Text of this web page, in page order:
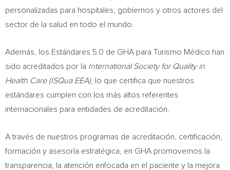
personalizadas para hospitales, gobiernos y otros actores del
sector de la salud en todo el mundo.
Además, los Estándares 5.0 de GHA para Turismo Médico han
sido acreditados por la International Society for Quality in
Health Care (ISQua EEA), lo que certifica que nuestros
estándares cumplen con los más altos referentes
internacionales para entidades de acreditación.
A través de nuestros programas de acreditación, certificación,
formación y asesoría estratégica, en GHA promovemos la
transparencia, la atención enfocada en el paciente y la mejora